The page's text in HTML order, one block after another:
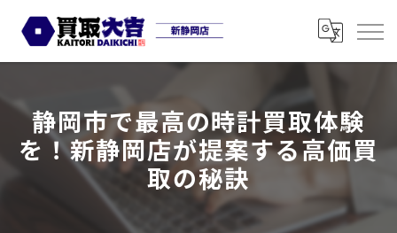
静岡市で最高の時計買取体験
を！新静岡店が提案する高価買
取の秘訣